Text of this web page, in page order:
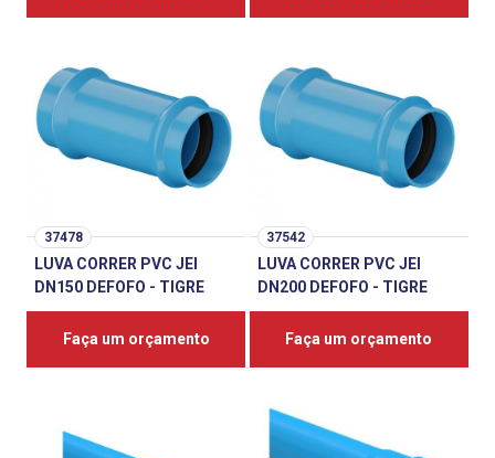
37478
LUVA CORRER PVC JEI
DN150 DEFOFO - TIGRE
Faça um orçamento
37542
LUVA CORRER PVC JEI
DN200 DEFOFO - TIGRE
Faça um orçamento